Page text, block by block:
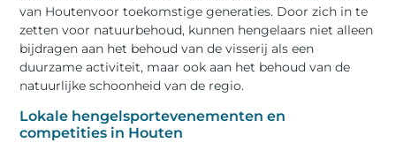
van Houtenvoor toekomstige generaties. Door zich in te
zetten voor natuurbehoud, kunnen hengelaars niet alleen
bijdragen aan het behoud van de visserij als een
duurzame activiteit, maar ook aan het behoud van de
natuurlijke schoonheid van de regio.
Lokale hengelsportevenementen en
competities in Houten